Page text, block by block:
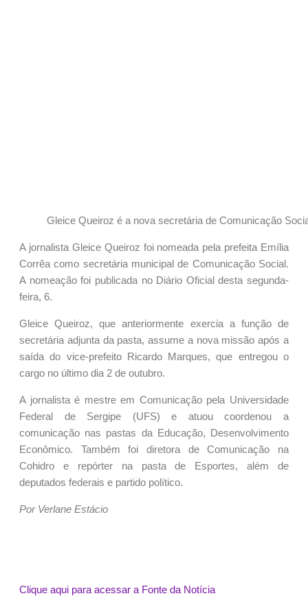
Gleice Queiroz é a nova secretária de Comunicação
A jornalista Gleice Queiroz foi nomeada pela prefeita Emília
Corrêa como secretária municipal de Comunicação Social.
A nomeação foi publicada no Diário Oficial desta segunda-
feira, 6.
Gleice Queiroz, que anteriormente exercia a função de
secretária adjunta da pasta, assume a nova missão após a
saída do vice-prefeito Ricardo Marques, que entregou o
cargo no último dia 2 de outubro.
A jornalista é mestre em Comunicação pela Universidade
Federal de Sergipe (UFS) e atuou coordenou a
comunicação nas pastas da Educação, Desenvolvimento
Econômico. Também foi diretora de Comunicação na
Cohidro e repórter na pasta de Esportes, além de
deputados federais e partido político.
Por Verlane Estácio
Clique aqui para acessar a Fonte da Notícia